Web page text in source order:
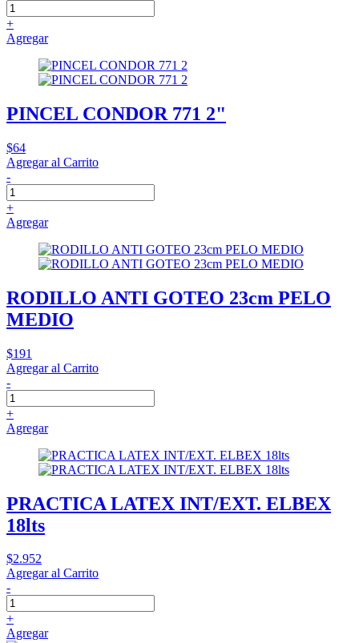
+
Agregar
PINCEL CONDOR 771 2"
$64
Agregar al Carrito
-
+
Agregar
RODILLO ANTI GOTEO 23cm PELO
MEDIO
$191
Agregar al Carrito
-
+
Agregar
PRACTICA LATEX INT/EXT. ELBEX
18lts
$2.952
Agregar al Carrito
-
+
Agregar